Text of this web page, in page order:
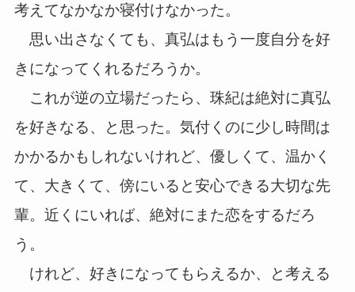
考えてなかなか寝付けなかった。
思い出さなくても、真弘はもう一度自分を好
きになってくれるだろうか。
これが逆の立場だったら、珠紀は絶対に真弘
を好きなる、と思った。気付くのに少し時間は
かかるかもしれないけれど、優しくて、温かく
て、大きくて、傍にいると安心できる大切な先
輩。近くにいれば、絶対にまた恋をするだろ
う。
けれど、好きになってもらえるか、と考える